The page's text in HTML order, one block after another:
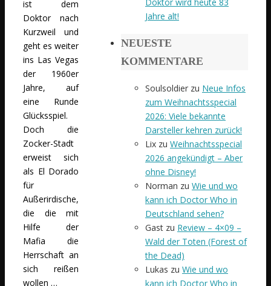
ist dem
Doktor nach
Kurzweil und
geht es weiter
ins Las Vegas
der 1960er
Jahre, auf
eine Runde
Glücksspiel.
Doch die
Zocker-Stadt
erweist sich
als El Dorado
für
Außerirdische,
die die mit
Hilfe der
Mafia die
Herrschaft an
sich reißen
wollen …
Jahre alt!
NEUESTE
KOMMENTARE
Soulsoldier zu Neue Infos
zum Weihnachtsspecial
2026: Viele bekannte
Darsteller kehren zurück!
Lix zu Weihnachtsspecial
2026 angekündigt – Aber
ohne Disney!
Norman zu Wie und wo
kann ich Doctor Who in
Deutschland sehen?
Gast zu Review – 4×09 –
Wald der Toten (Forest of
the Dead)
Lukas zu Wie und wo
kann ich Doctor Who in